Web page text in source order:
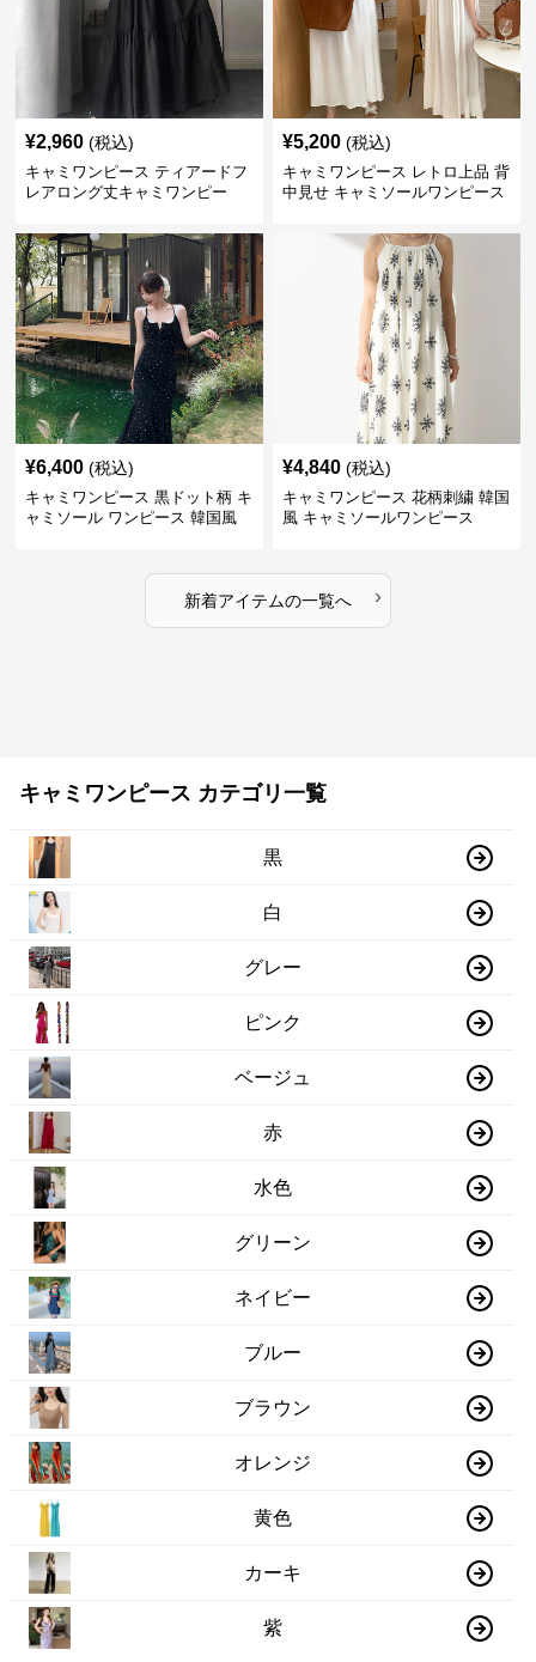
¥2,960 (税込)
キャミワンピース ティアードフ
レアロング丈キャミワンピー
¥5,200 (税込)
キャミワンピース レトロ上品 背
中見せ キャミソールワンピース
¥6,400 (税込)
キャミワンピース 黒ドット柄 キ
ャミソール ワンピース 韓国風
¥4,840 (税込)
キャミワンピース 花柄刺繍 韓国
風 キャミソールワンピース
新着アイテムの一覧へ ›
キャミワンピース カテゴリ一覧
黒
白
グレー
ピンク
ベージュ
赤
水色
グリーン
ネイビー
ブルー
ブラウン
オレンジ
黄色
カーキ
紫